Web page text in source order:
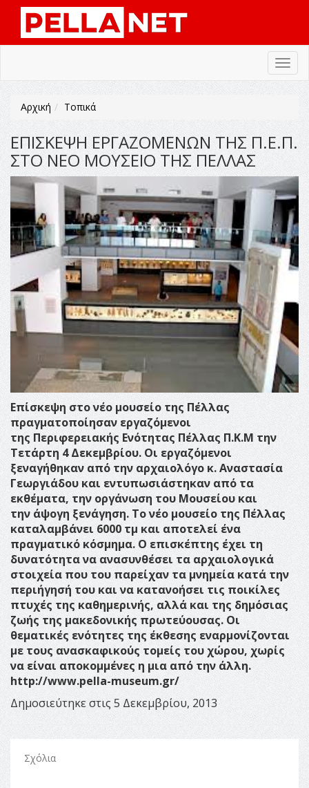
Αρχική Τοπικά
ΕΠΙΣΚΕΨΗ ΕΡΓΑΖΟΜΕΝΩΝ ΤΗΣ Π.Ε.Π.
ΣΤΟ ΝΕΟ ΜΟΥΣΕΙΟ ΤΗΣ ΠΕΛΛΑΣ
Επίσκεψη στο νέο μουσείο της Πέλλας
πραγματοποίησαν εργαζόμενοι
της Περιφερειακής Ενότητας Πέλλας Π.Κ.Μ την
Τετάρτη 4 Δεκεμβρίου. Οι εργαζόμενοι
ξεναγήθηκαν από την αρχαιολόγο κ. Αναστασία
Γεωργιάδου και εντυπωσιάστηκαν από τα
εκθέματα, την οργάνωση του Μουσείου και
την άψογη ξενάγηση.Το νέο μουσείο της Πέλλας
καταλαμβάνει 6000 τμ και αποτελεί ένα
πραγματικό κόσμημα.Ο επισκέπτης έχει τη
δυνατότητα να ανασυνθέσει τα αρχαιολογικά
στοιχεία που του παρείχαν τα μνημεία κατά την
περιήγησή του και να κατανοήσει τις ποικίλες
πτυχές της καθημερινής, αλλά και της δημόσιας
ζωής της μακεδονικής πρωτεύουσας. Οι
θεματικές ενότητες της έκθεσης εναρμονίζονται
με τους ανασκαφικούς τομείς του χώρου, χωρίς
να είναι αποκομμένες η μια από την άλλη.
http://www.pella-museum.gr/
Δημοσιεύτηκε στις 5 Δεκεμβρίου, 2013
Σχόλια